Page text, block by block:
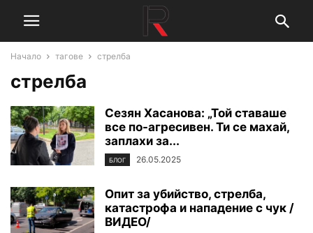
Начало тагове стрелба
стрелба
Сезян Хасанова: „Той ставаше
все по-агресивен. Ти се махай,
заплахи за...
БЛОГ 26.05.2025
Опит за убийство, стрелба,
катастрофа и нападение с чук /
ВИДЕО/